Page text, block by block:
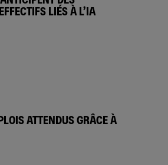
LIÉS À L’IA
ATTENDUS GRÂCE À